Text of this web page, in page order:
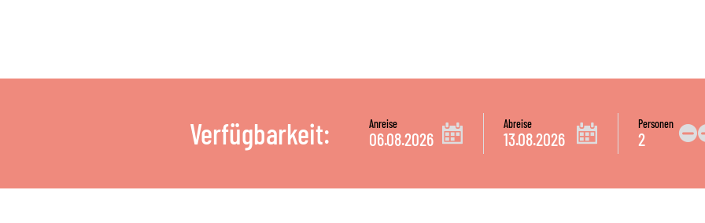
Verfügbarkeit: Anreise Abreise Personen